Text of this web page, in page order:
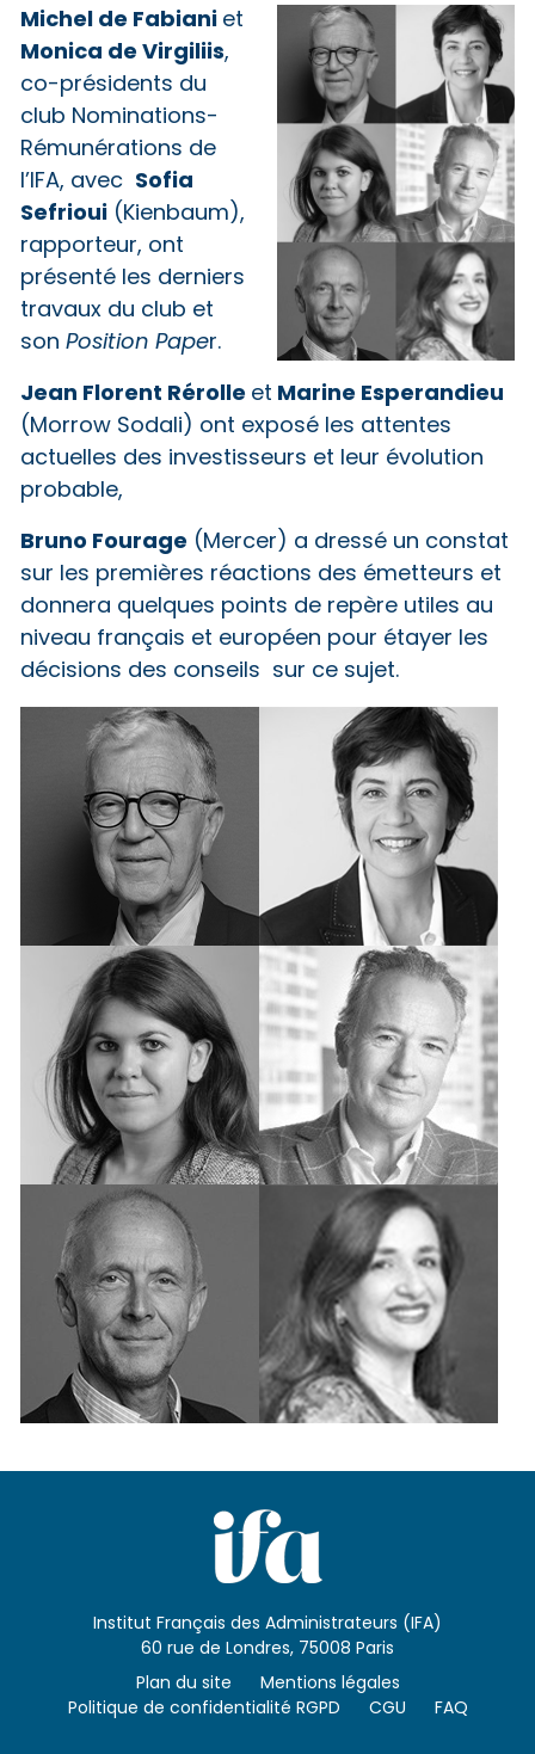
Michel de Fabianiet
Monica de Virgiliis,
co-présidents du
club Nominations-
Rémunérations de
l’IFA, avec Sofia
Sefrioui (Kienbaum),
rapporteur, ont
présenté les derniers
travaux du club et
son Position Paper.
Jean Florent Rérolle et Marine Esperandieu
(Morrow Sodali) ont exposé les attentes
actuelles des investisseurs et leur évolution
probable,
Bruno Fourage (Mercer) a dressé un constat
sur les premières réactions des émetteurs et
donnera quelques points de repère utiles au
niveau français et européen pour étayer les
décisions des conseils sur ce sujet.
Institut Français des Administrateurs (IFA)
60 rue de Londres, 75008 Paris
Plan du site
Mentions légales
Politique de confidentialité RGPD
CGU FAQ